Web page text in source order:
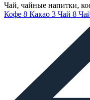
Чай, чайные напитки,
Кофе 8 Какао 3 Чай 8